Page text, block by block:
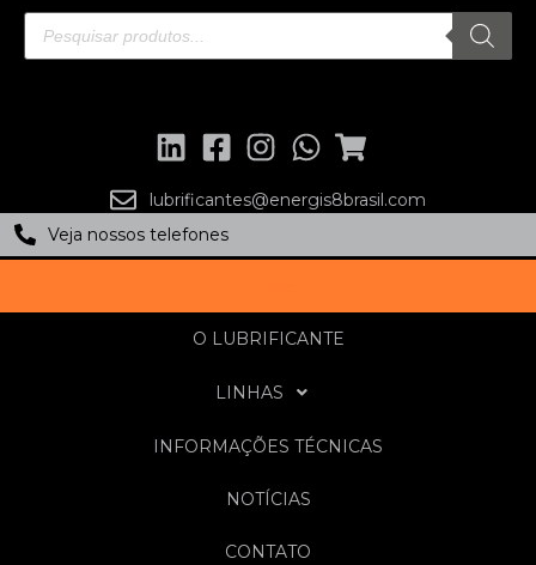
lubrificantes@energis8brasil.com
Veja nossos telefones
O LUBRIFICANTE
LINHAS
INFORMAÇÕES TÉCNICAS
NOTÍCIAS
CONTATO